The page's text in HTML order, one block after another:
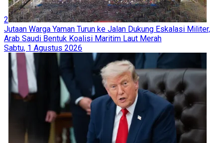
2
Jutaan Warga Yaman Turun ke Jalan Dukung Eskalasi Militer,
Arab Saudi Bentuk Koalisi Maritim Laut Merah
Sabtu, 1 Agustus 2026